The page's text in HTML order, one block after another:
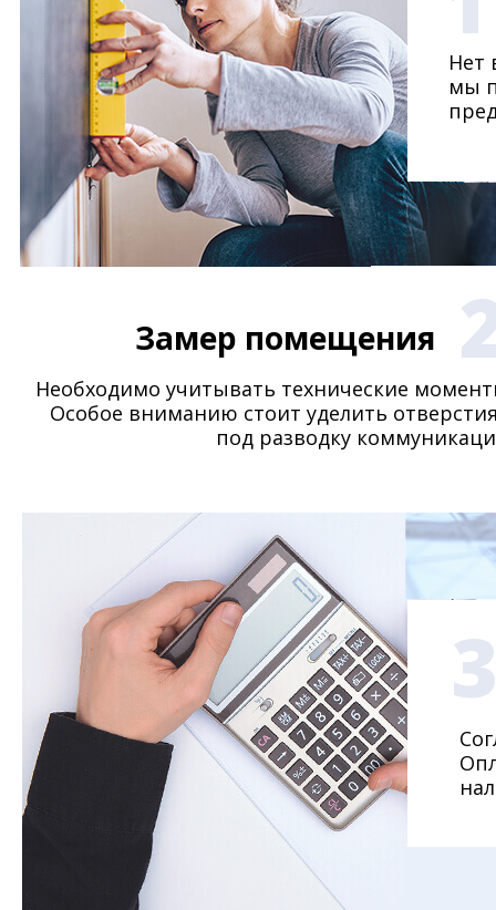
Нет
мы
Замер помещения
Необходимо учитывать технические
Особое вниманию стоит уделить
под разводку